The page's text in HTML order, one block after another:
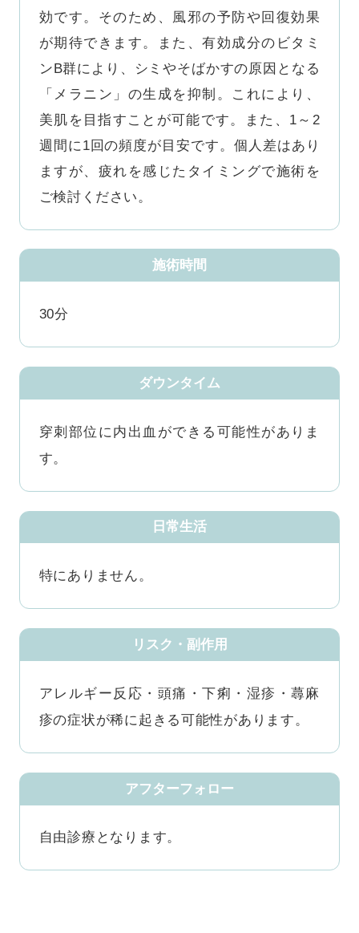
効です。そのため、風邪の予防や回復効果
が期待できます。また、有効成分のビタミ
ンB群により、シミやそばかすの原因となる
「メラニン」の生成を抑制。これにより、
美肌を目指すことが可能です。また、1～2
週間に1回の頻度が目安です。個人差はあり
ますが、疲れを感じたタイミングで施術を
ご検討ください。
施術時間
30分
ダウンタイム
穿刺部位に内出血ができる可能性がありま
す。
日常生活
特にありません。
リスク・副作用
アレルギー反応・頭痛・下痢・湿疹・蕁麻
疹の症状が稀に起きる可能性があります。
アフターフォロー
自由診療となります。